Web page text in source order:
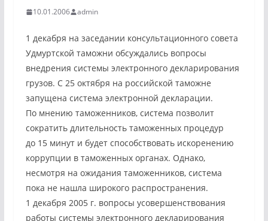
10.01.2006 admin
1 декабря на заседании консультационного совета
Удмуртской таможни обсуждались вопросы
внедрения системы электронного декларирования
грузов. С 25 октября на российской таможне
запущена система электронной декларации.
По мнению таможенников, система позволит
сократить длительность таможенных процедур
до 15 минут и будет способствовать искоренению
коррупции в таможенных органах. Однако,
несмотря на ожидания таможенников, система
пока не нашла широкого распространения.
1 декабря 2005 г. вопросы усовершенствования
работы системы электронного декларирования